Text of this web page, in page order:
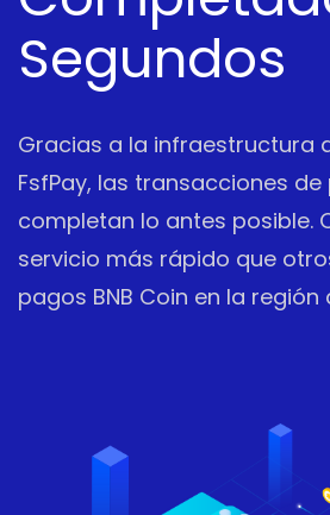
Segundos
Gracias a la infraestructura
FsfPay, las transacciones
completan lo antes posible.
servicio más rápido que
pagos BNB Coin en la región